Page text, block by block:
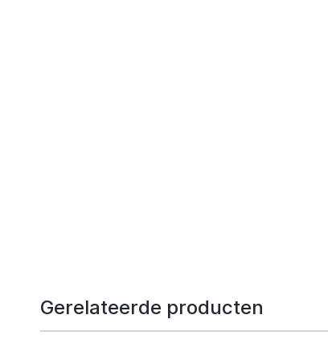
Gerelateerde producten